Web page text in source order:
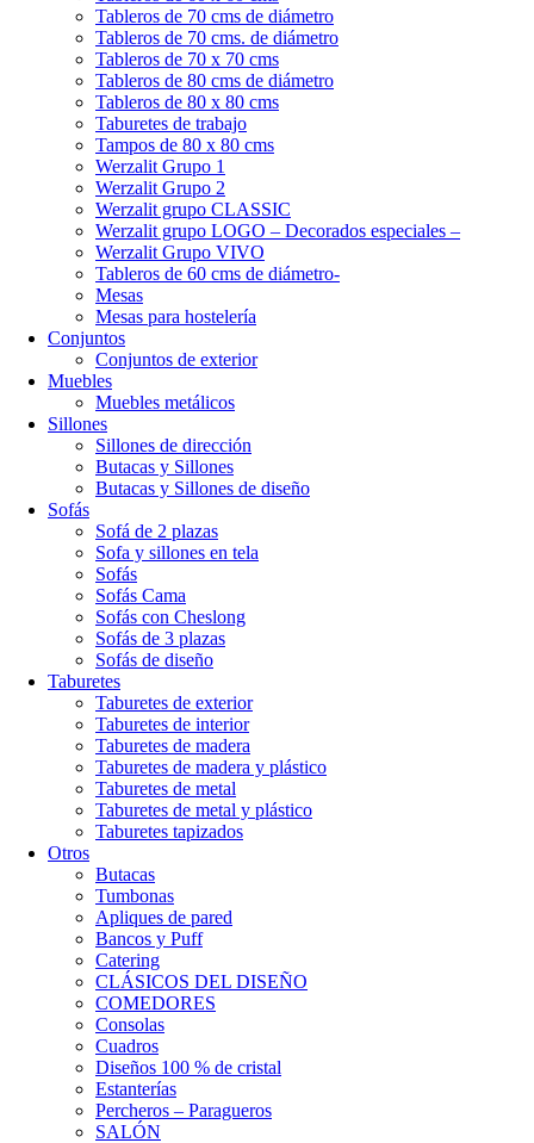
Tableros de 70 cms de diámetro
Tableros de 70 cms. de diámetro
Tableros de 70 x 70 cms
Tableros de 80 cms de diámetro
Tableros de 80 x 80 cms
Taburetes de trabajo
Tampos de 80 x 80 cms
Werzalit Grupo 1
Werzalit Grupo 2
Werzalit grupo CLASSIC
Werzalit grupo LOGO – Decorados especiales –
Werzalit Grupo VIVO
Tableros de 60 cms de diámetro-
Mesas
Mesas para hostelería
Conjuntos
Conjuntos de exterior
Muebles
Muebles metálicos
Sillones
Sillones de dirección
Butacas y Sillones
Butacas y Sillones de diseño
Sofás
Sofá de 2 plazas
Sofa y sillones en tela
Sofás
Sofás Cama
Sofás con Cheslong
Sofás de 3 plazas
Sofás de diseño
Taburetes
Taburetes de exterior
Taburetes de interior
Taburetes de madera
Taburetes de madera y plástico
Taburetes de metal
Taburetes de metal y plástico
Taburetes tapizados
Otros
Butacas
Tumbonas
Apliques de pared
Bancos y Puff
Catering
CLÁSICOS DEL DISEÑO
COMEDORES
Consolas
Cuadros
Diseños 100 % de cristal
Estanterías
Percheros – Paragueros
SALÓN